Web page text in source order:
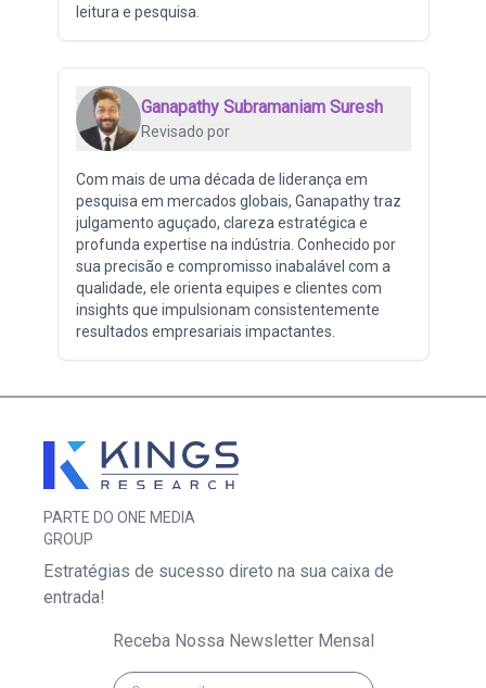
leitura e pesquisa.
Ganapathy Subramaniam Suresh
Revisado por
Com mais de uma década de liderança em
pesquisa em mercados globais, Ganapathy traz
julgamento aguçado, clareza estratégica e
profunda expertise na indústria. Conhecido por
sua precisão e compromisso inabalável com a
qualidade, ele orienta equipes e clientes com
insights que impulsionam consistentemente
resultados empresariais impactantes.
PARTE DO ONE MEDIA
GROUP
Estratégias de sucesso direto na sua caixa de
entrada!
Receba Nossa Newsletter Mensal